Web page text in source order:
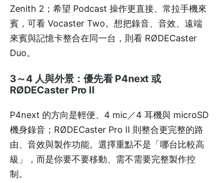
Zenith 2；希望 Podcast 操作更直接、常拉手機來
賓，可看 Vocaster Two。想把錄音、音效、遠端
來賓與記憶卡整合在同一台，則看 RØDECaster
Duo。
3～4 人與外景：優先看 P4next 或
RØDECaster Pro II
P4next 的方向是輕便、4 mic／4 耳機與 microSD
機身錄音；RØDECaster Pro II 則整合更完整的路
由、音效與製作功能。選擇重點不是「哪台比較高
級」，而是你要不要移動、需不需要完整製作控
制。